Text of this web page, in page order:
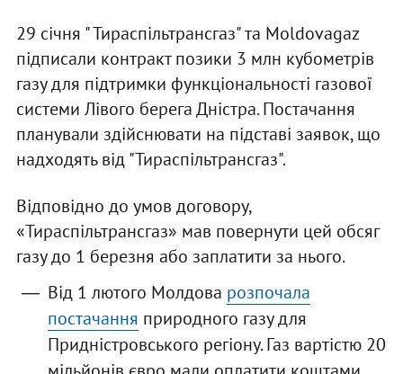
29 січня " Тираспільтрансгаз" та Moldovagaz
підписали контракт позики 3 млн кубометрів
газу для підтримки функціональності газової
системи Лівого берега Дністра. Постачання
планували здійснювати на підставі заявок, що
надходять від "Тираспільтрансгаз".
Відповідно до умов договору,
«Тираспільтрансгаз» мав повернути цей обсяг
газу до 1 березня або заплатити за нього.
Від 1 лютого Молдова розпочала
постачання природного газу для
Придністровського регіону. Газ вартістю 20